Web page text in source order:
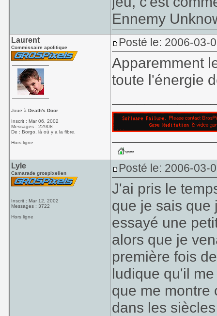
Ennemy
Laurent
Commissaire apolitique
Joue àDeath's Door
Inscrit : Mar 06, 2002
Messages : 22908
De : Borgo, là où y a la fibre.
Hors ligne
Posté le: 2006-03-
Apparemment
toute l'énergie
Lyle
Camarade grospixelien
Inscrit : Mar 12, 2002
Messages : 3722
Hors ligne
Posté le: 2006-03-
J'ai pris le
que je sais que
essayé une
alors que je
première fois
ludique qu'il
que me montre
dans les